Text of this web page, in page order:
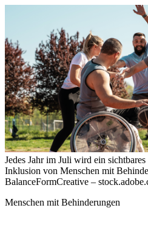
Jedes Jahr im Juli wird ein
Inklusion von Menschen mit
BalanceFormCreative –
Menschen mit Behinderungen